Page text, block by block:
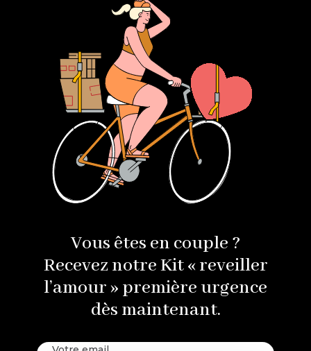
Vous êtes en couple ?
Recevez notre Kit « reveiller
l’amour » première urgence
dès maintenant.